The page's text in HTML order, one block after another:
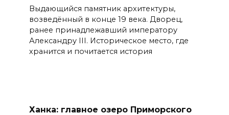
Выдающийся памятник архитектуры,
возведённый в конце 19 века. Дворец,
ранее принадлежавший императору
Александру III. Историческое место, где
хранится и почитается история
Ханка: главное озеро Приморского